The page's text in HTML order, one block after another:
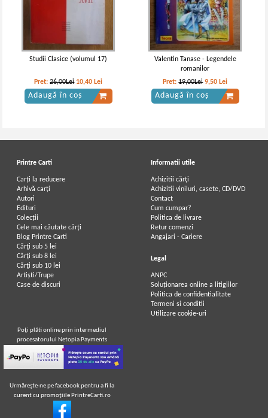
Studii Clasice (volumul 17)
Pret:26,00Lei 10,40 Lei
Adaugă în coș
Valentin Tanase - Legendele
romanilor
Pret:19,00Lei 9,50 Lei
Adaugă în coș
Printre Carti
Carți la reducere
Arhivă carți
Autori
Edituri
Colecții
Cele mai căutate cărți
Blog Printre Carti
Cărţi sub 5 lei
Cărţi sub 8 lei
Cărţi sub 10 lei
Artiști/Trupe
Case de discuri
Informatii utile
Achizitii cărți
Achizitii viniluri, casete, CD/DVD
Contact
Cum cumpar?
Politica de livrare
Retur comenzi
Angajari - Cariere
Legal
ANPC
Soluționarea online a litigiilor
Politica de confidentialitate
Termeni si conditii
Utilizare cookie-uri
Poţi plăti online prin intermediul
procesatorului Netopia Payments
Urmăreşte-ne pe facebook pentru a fi la
curent cu promoţiile PrintreCarti.ro